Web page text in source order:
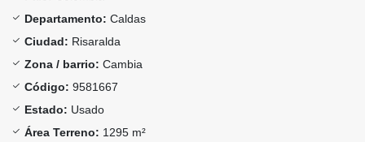
Departamento: Caldas
Ciudad: Risaralda
Zona / barrio: Cambia
Código: 9581667
Estado: Usado
Área Terreno: 1295 m²